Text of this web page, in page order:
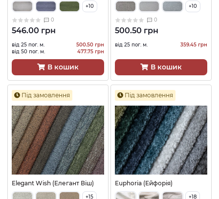
+10
0
546.00 грн
від 25 пог. м.
500.50 грн
від 50 пог. м.
477.75 грн
В кошик
+10
0
500.50 грн
від 25 пог. м. 359.45 грн
В кошик
Під замовлення
Elegant Wish (Елегант Віш)
+15
Під замовлення
Euphoria (Ейфорія)
+18